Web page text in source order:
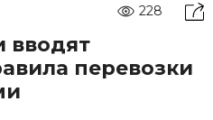
228
вводят
перевозки